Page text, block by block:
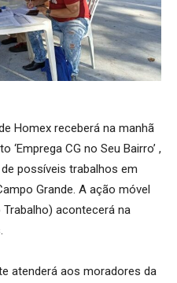
Homex receberá na manhã
CG no Seu Bairro’ ,
possíveis trabalhos em
Grande. A ação móvel
acontecerá na
atenderá aos moradores da